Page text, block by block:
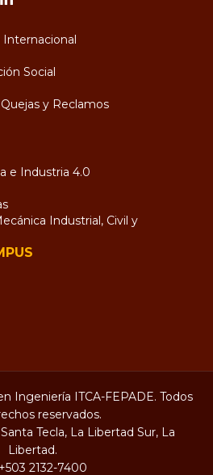
Social
y Reclamos
e Industria 4.0
Industrial, Civil y
Ingeniería ITCA-FEPADE. Todos
reservados.
Santa Tecla, La Libertad Sur, La
Libertad.
+503 2132-7400